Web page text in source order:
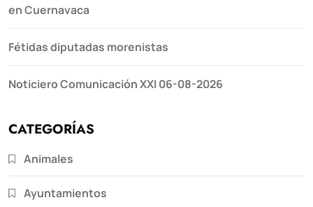
en Cuernavaca
Fétidas diputadas morenistas
Noticiero Comunicación XXI 06-08-2026
CATEGORÍAS
Animales
Ayuntamientos